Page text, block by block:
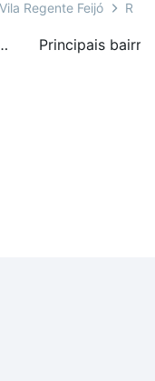
Vila Regente Feijó Rua
São Paulo, SP